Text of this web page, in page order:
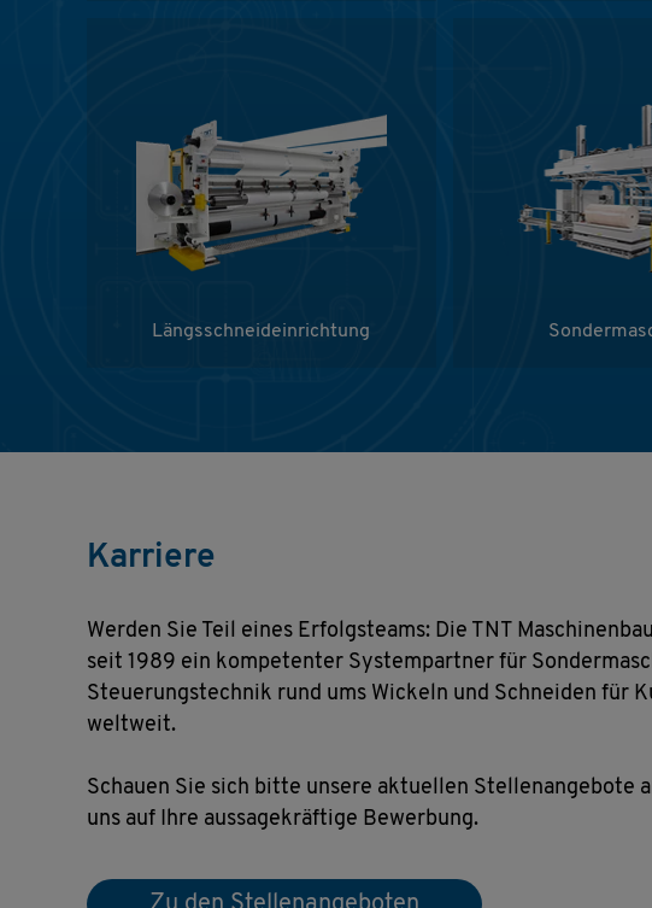
Längsschneideinrichtung
Karriere
Werden Sie Teil eines Erfolgsteams: Die TNT
seit 1989 ein kompetenter Systempartner für
Steuerungstechnik rund ums Wickeln und Schneiden für
weltweit.
Schauen Sie sich bitte unsere aktuellen Stellenangebote
uns auf Ihre aussagekräftige Bewerbung.